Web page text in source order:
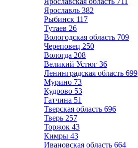
Ярославль 382
Рыбинск 117
Тутаев 26
Вологодская область 709
Череповец 250
Вологда 208
Великий Устюг 36
Ленинградская область 699
Мурино 73
Кудрово 53
Гатчина 51
Тверская область 696
Тверь 257
Торжок 43
Кимры 43
Ивановская область 664